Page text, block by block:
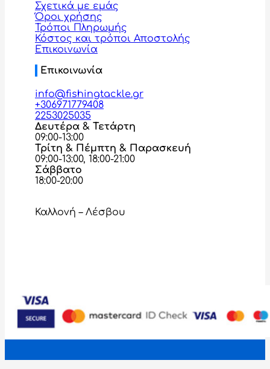
Σχετικά με εμάς
Όροι χρήσης
Τρόποι Πληρωμής
Κόστος και τρόποι Αποστολής
Επικοινωνία
Επικοινωνία
info@fishingtackle.gr
+306971779408
2253025035
Δευτέρα & Τετάρτη
09:00-13:00
Τρίτη & Πέμπτη & Παρασκευή
09:00-13:00, 18:00-21:00
Σάββατο
18:00-20:00
Καλλονή – Λέσβου